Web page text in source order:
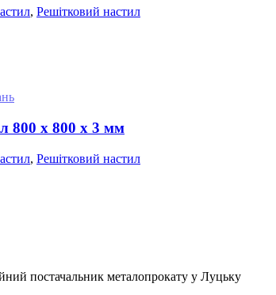
, Решітковий настил
800 x 800 x 3 мм
, Решітковий настил
постачальник металопрокату у Луцьку